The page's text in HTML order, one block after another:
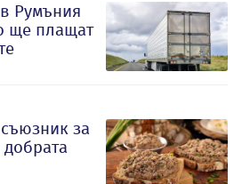
Румъния
ще плащат
за